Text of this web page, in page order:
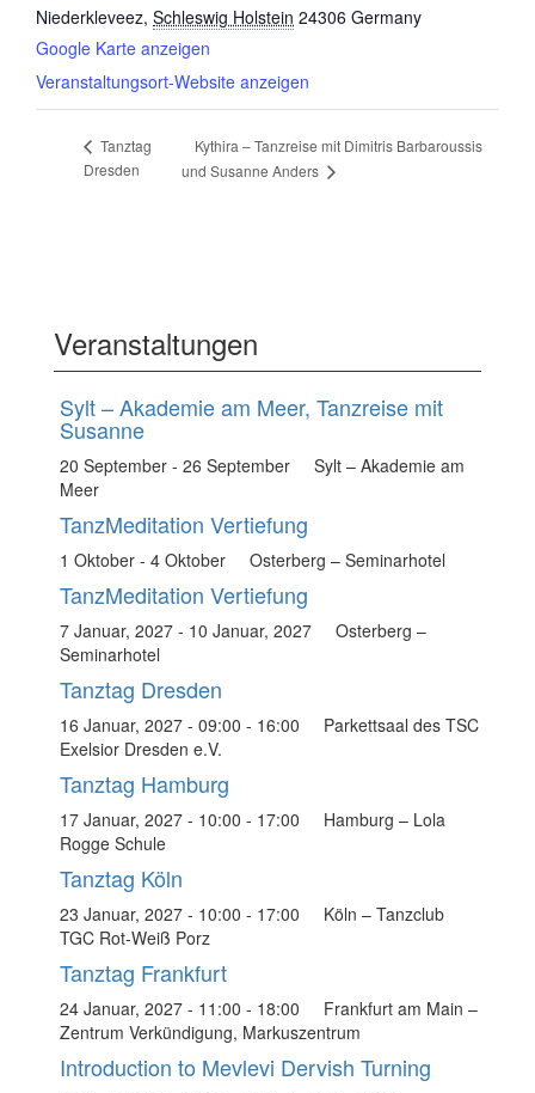
Niederkleveez, Schleswig Holstein 24306 Germany
Google Karte anzeigen
Veranstaltungsort-Website anzeigen
Tanztag
Dresden
Kythira – Tanzreise mit Dimitris Barbaroussis
und Susanne Anders
Veranstaltungen
Sylt – Akademie am Meer, Tanzreise mit
Susanne
20 September - 26 September
Sylt – Akademie am
Meer
TanzMeditation Vertiefung
1 Oktober - 4 Oktober Osterberg – Seminarhotel
TanzMeditation Vertiefung
7 Januar, 2027 - 10 Januar, 2027
Osterberg –
Seminarhotel
Tanztag Dresden
16 Januar, 2027 - 09:00 - 16:00
Parkettsaal des TSC
Exelsior Dresden e.V.
Tanztag Hamburg
17 Januar, 2027 - 10:00 - 17:00
Hamburg – Lola
Rogge Schule
Tanztag Köln
23 Januar, 2027 - 10:00 - 17:00
Köln – Tanzclub
TGC Rot-Weiß Porz
Tanztag Frankfurt
24 Januar, 2027 - 11:00 - 18:00
Frankfurt am Main –
Zentrum Verkündigung, Markuszentrum
Introduction to Mevlevi Dervish Turning